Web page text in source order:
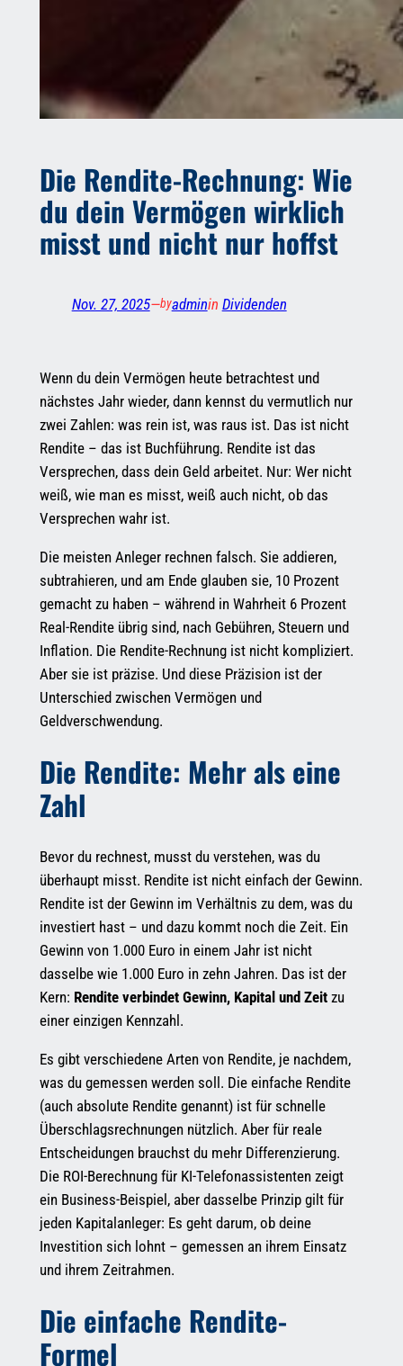
Die Rendite-Rechnung: Wie
du dein Vermögen wirklich
misst und nicht nur hoffst
Nov. 27, 2025—byadminin Dividenden
Wenn du dein Vermögen heute betrachtest und
nächstes Jahr wieder, dann kennst du vermutlich nur
zwei Zahlen: was rein ist, was raus ist. Das ist nicht
Rendite – das ist Buchführung. Rendite ist das
Versprechen, dass dein Geld arbeitet. Nur: Wer nicht
weiß, wie man es misst, weiß auch nicht, ob das
Versprechen wahr ist.
Die meisten Anleger rechnen falsch. Sie addieren,
subtrahieren, und am Ende glauben sie, 10 Prozent
gemacht zu haben – während in Wahrheit 6 Prozent
Real-Rendite übrig sind, nach Gebühren, Steuern und
Inflation. Die Rendite-Rechnung ist nicht kompliziert.
Aber sie ist präzise. Und diese Präzision ist der
Unterschied zwischen Vermögen und
Geldverschwendung.
Die Rendite: Mehr als eine
Zahl
Bevor du rechnest, musst du verstehen, was du
überhaupt misst. Rendite ist nicht einfach der Gewinn.
Rendite ist der Gewinn im Verhältnis zu dem, was du
investiert hast – und dazu kommt noch die Zeit. Ein
Gewinn von 1.000 Euro in einem Jahr ist nicht
dasselbe wie 1.000 Euro in zehn Jahren. Das ist der
Kern: Rendite verbindet Gewinn, Kapital und Zeitzu
einer einzigen Kennzahl.
Es gibt verschiedene Arten von Rendite, je nachdem,
was du gemessen werden soll. Die einfache Rendite
(auch absolute Rendite genannt) ist für schnelle
Überschlagsrechnungen nützlich. Aber für reale
Entscheidungen brauchst du mehr Differenzierung.
Die ROI-Berechnung für KI-Telefonassistenten zeigt
ein Business-Beispiel, aber dasselbe Prinzip gilt für
jeden Kapitalanleger: Es geht darum, ob deine
Investition sich lohnt – gemessen an ihrem Einsatz
und ihrem Zeitrahmen.
Die einfache Rendite-
Formel